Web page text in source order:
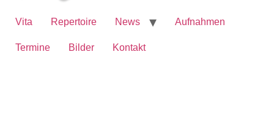
Vita Repertoire News Aufnahmen
Termine Bilder Kontakt